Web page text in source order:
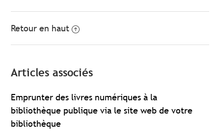
Retour en haut
Articles associés
Emprunter des livres numériques à la
bibliothèque publique via le site web de votre
bibliothèque